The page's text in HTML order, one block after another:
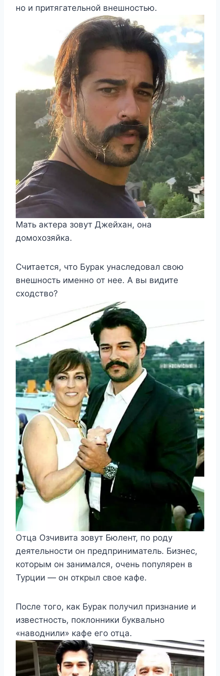
но и притягательной внешностью.
Мать актера зовут Джейхан, она
домохозяйка.
Считается, что Бурак унаследовал свою
внешность именно от нее. А вы видите
сходство?
Отца Озчивита зовут Бюлент, по роду
деятельности он предприниматель. Бизнес,
которым он занимался, очень популярен в
Турции — он открыл свое кафе.
После того, как Бурак получил признание и
известность, поклонники буквально
«наводнили» кафе его отца.